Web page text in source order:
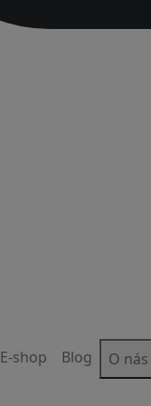
E-shop Blog
O nás